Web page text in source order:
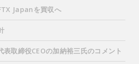
Japanを買収へ
取締役CEOの加納裕三氏のコメント